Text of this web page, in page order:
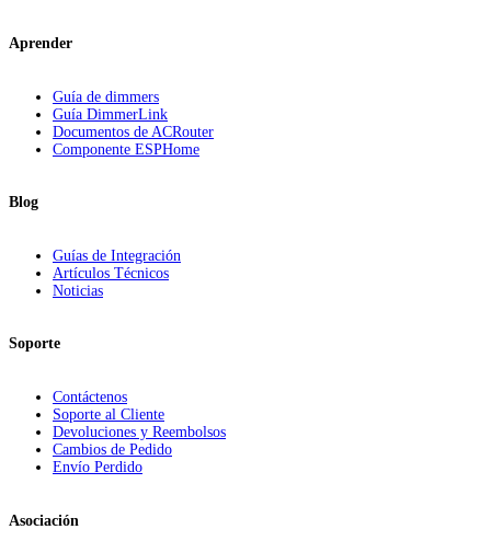
Aprender
Guía de dimmers
Guía DimmerLink
Documentos de ACRouter
Componente ESPHome
Blog
Guías de Integración
Artículos Técnicos
Noticias
Soporte
Contáctenos
Soporte al Cliente
Devoluciones y Reembolsos
Cambios de Pedido
Envío Perdido
Asociación